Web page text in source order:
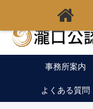
福岡県宗
事務所案内
よくある質問